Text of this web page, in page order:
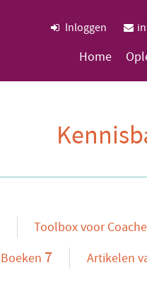
Inloggen
Home
Toolbox voor
Boeken 7 Artikelen